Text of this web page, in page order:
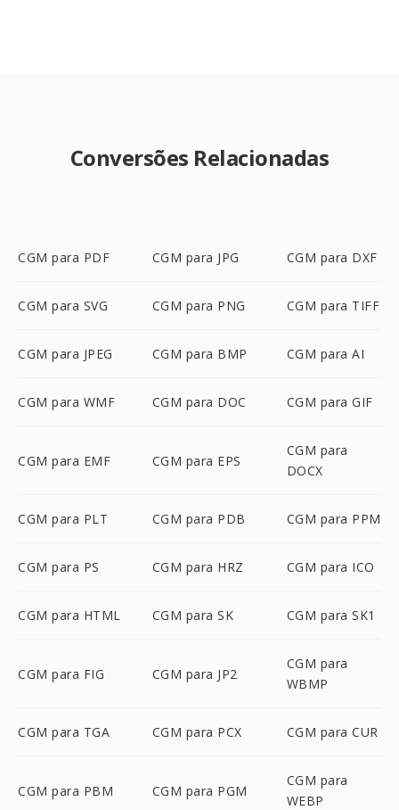
Conversões Relacionadas
CGM para PDF CGM para JPG CGM para DXF
CGM para SVG CGM para PNG CGM para TIFF
CGM para JPEG CGM para BMP CGM para AI
CGM para WMF CGM para DOC CGM para GIF
CGM para EMF CGM para EPS
CGM para
DOCX
CGM para PLT CGM para PDB CGM para PPM
CGM para PS CGM para HRZ CGM para ICO
CGM para HTML CGM para SK CGM para SK1
CGM para FIG CGM para JP2
CGM para
WBMP
CGM para TGA CGM para PCX CGM para CUR
CGM para PBM CGM para PGM
CGM para
WEBP